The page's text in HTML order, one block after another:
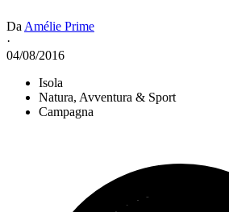
Da Amélie Prime
·
04/08/2016
Isola
Natura, Avventura & Sport
Campagna